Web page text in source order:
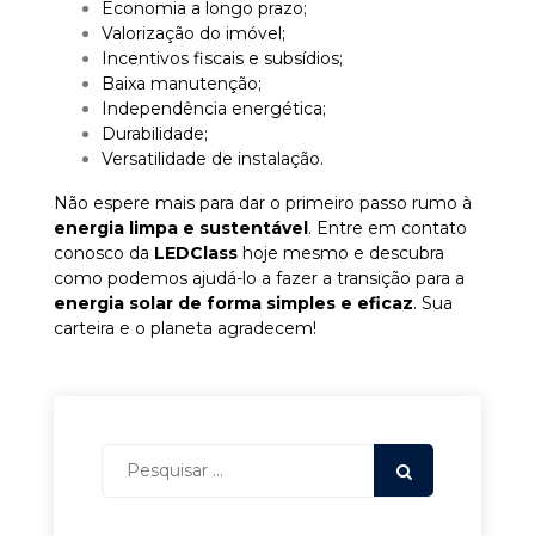
Economia a longo prazo;
Valorização do imóvel;
Incentivos fiscais e subsídios;
Baixa manutenção;
Independência energética;
Durabilidade;
Versatilidade de instalação.
Não espere mais para dar o primeiro passo rumo à
energia limpa e sustentável. Entre em contato
conosco da LEDClass hoje mesmo e descubra
como podemos ajudá-lo a fazer a transição para a
energia solar de forma simples e eficaz. Sua
carteira e o planeta agradecem!